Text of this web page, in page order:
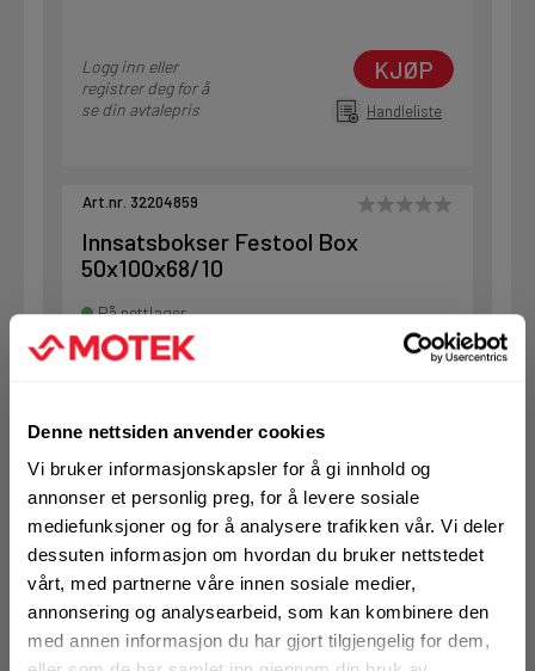
Denne nettsiden anvender cookies
Vi bruker informasjonskapsler for å gi innhold og
annonser et personlig preg, for å levere sosiale
mediefunksjoner og for å analysere trafikken vår. Vi deler
dessuten informasjon om hvordan du bruker nettstedet
vårt, med partnerne våre innen sosiale medier,
annonsering og analysearbeid, som kan kombinere den
med annen informasjon du har gjort tilgjengelig for dem,
Logg inn eller
registrer deg for å
se din avtalepris
KJØP
Handleliste
Art.nr. 32204859
Innsatsbokser Festool Box
50x100x68/10
På nettlager
Klikk & Hent i Motek Oslo - Brobekk + 18 andre
Logg inn eller
registrer deg for å
se din avtalepris
KJØP
Handleliste
Art.nr. 32204860